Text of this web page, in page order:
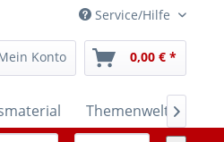
Service/Hilfe
Konto 0,00 € *
Themenwelten
